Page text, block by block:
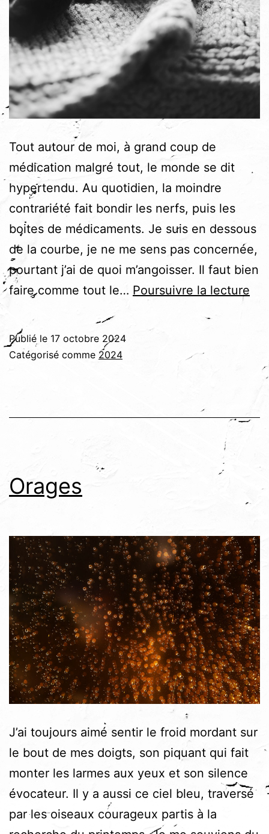
Tout autour de moi, à grand coup de
médication malgré tout, le monde se dit
hypertendu. Au quotidien, la moindre
contrariété fait bondir les nerfs, puis les
boites de médicaments. Je suis en dessous
de la courbe, je ne me sens pas concernée,
pourtant j’ai de quoi m’angoisser. Il faut bien
faire comme tout le… Poursuivre la lecture
Publié le 17 octobre 2024
Catégorisé comme 2024
Orages
J’ai toujours aimé sentir le froid mordant sur
le bout de mes doigts, son piquant qui fait
monter les larmes aux yeux et son silence
évocateur. Il y a aussi ce ciel bleu, traversé
par les oiseaux courageux partis à la